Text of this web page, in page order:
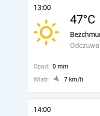
13:00
47°C
Opad: 0 mm
Wiatr:
7 km/h
14:00